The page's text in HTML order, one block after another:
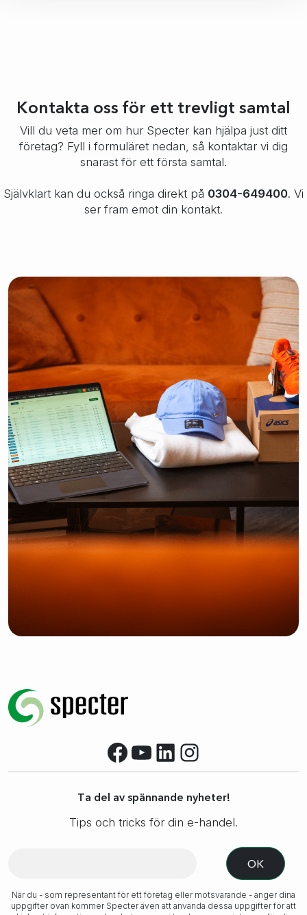
Kontakta oss för ett trevligt samtal
Vill du veta mer om hur Specter kan hjälpa just ditt
företag? Fyll i formuläret nedan, så kontaktar vi dig
snarast för ett första samtal.
Självklart kan du också ringa direkt på 0304-649400. Vi
ser fram emot din kontakt.
Facebook
YouTube
LinkedIn
Instagram
Ta del av spännande nyheter!
Tips och tricks för din e-handel.
När du - som representant för ett företag eller motsvarande - anger dina
uppgifter ovan kommer Specter även att använda dessa uppgifter för att